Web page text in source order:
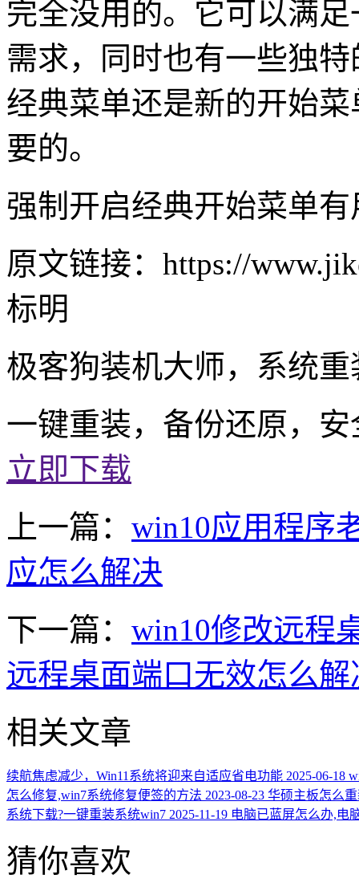
完全没用的。它可以满
需求，同时也有一些独
经典菜单还是新的开始
要的。
强制开启经典开始菜单有
原文链接：https://
标明
极客狗装机大师，系统
一键重装，备份还原，
立即下载
上一篇： win10应用程序
应怎么解决
下一篇： win10修改远程
远程桌面端口无效怎么解
相关文章
续航焦虑减少，Win11系统将迎来自适应省电功能 2025-06-18
怎么修复,win7系统修复便签的方法 2023-08-23 华硕主板怎么
系统下载?一键重装系统win7 2025-11-19 电脑已蓝屏怎么办,电
猜你喜欢